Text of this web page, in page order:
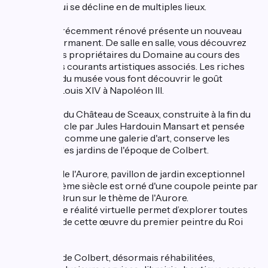
Une visite qui se décline en de multiples lieux.
Le Château récemment rénové présente un nouveau
parcours permanent. De salle en salle, vous découvrez
les différents propriétaires du Domaine au cours des
siècles et les courants artistiques associés. Les riches
collections du musée vous font découvrir le goût
français de Louis XIV à Napoléon III.
L'Orangerie du Château de Sceaux, construite à la fin du
XVIIIème siècle par Jules Hardouin Mansart et pensée
dès l'origine comme une galerie d'art, conserve les
sculptures des jardins de l'époque de Colbert.
Le Pavillon de l'Aurore, pavillon de jardin exceptionnel
datant du 17ème siècle est orné d'une coupole peinte par
Charles Le Brun sur le thème de l'Aurore.
Un casque de réalité virtuelle permet d’explorer toutes
les facettes de cette œuvre du premier peintre du Roi
Les écuries de Colbert, désormais réhabilitées,